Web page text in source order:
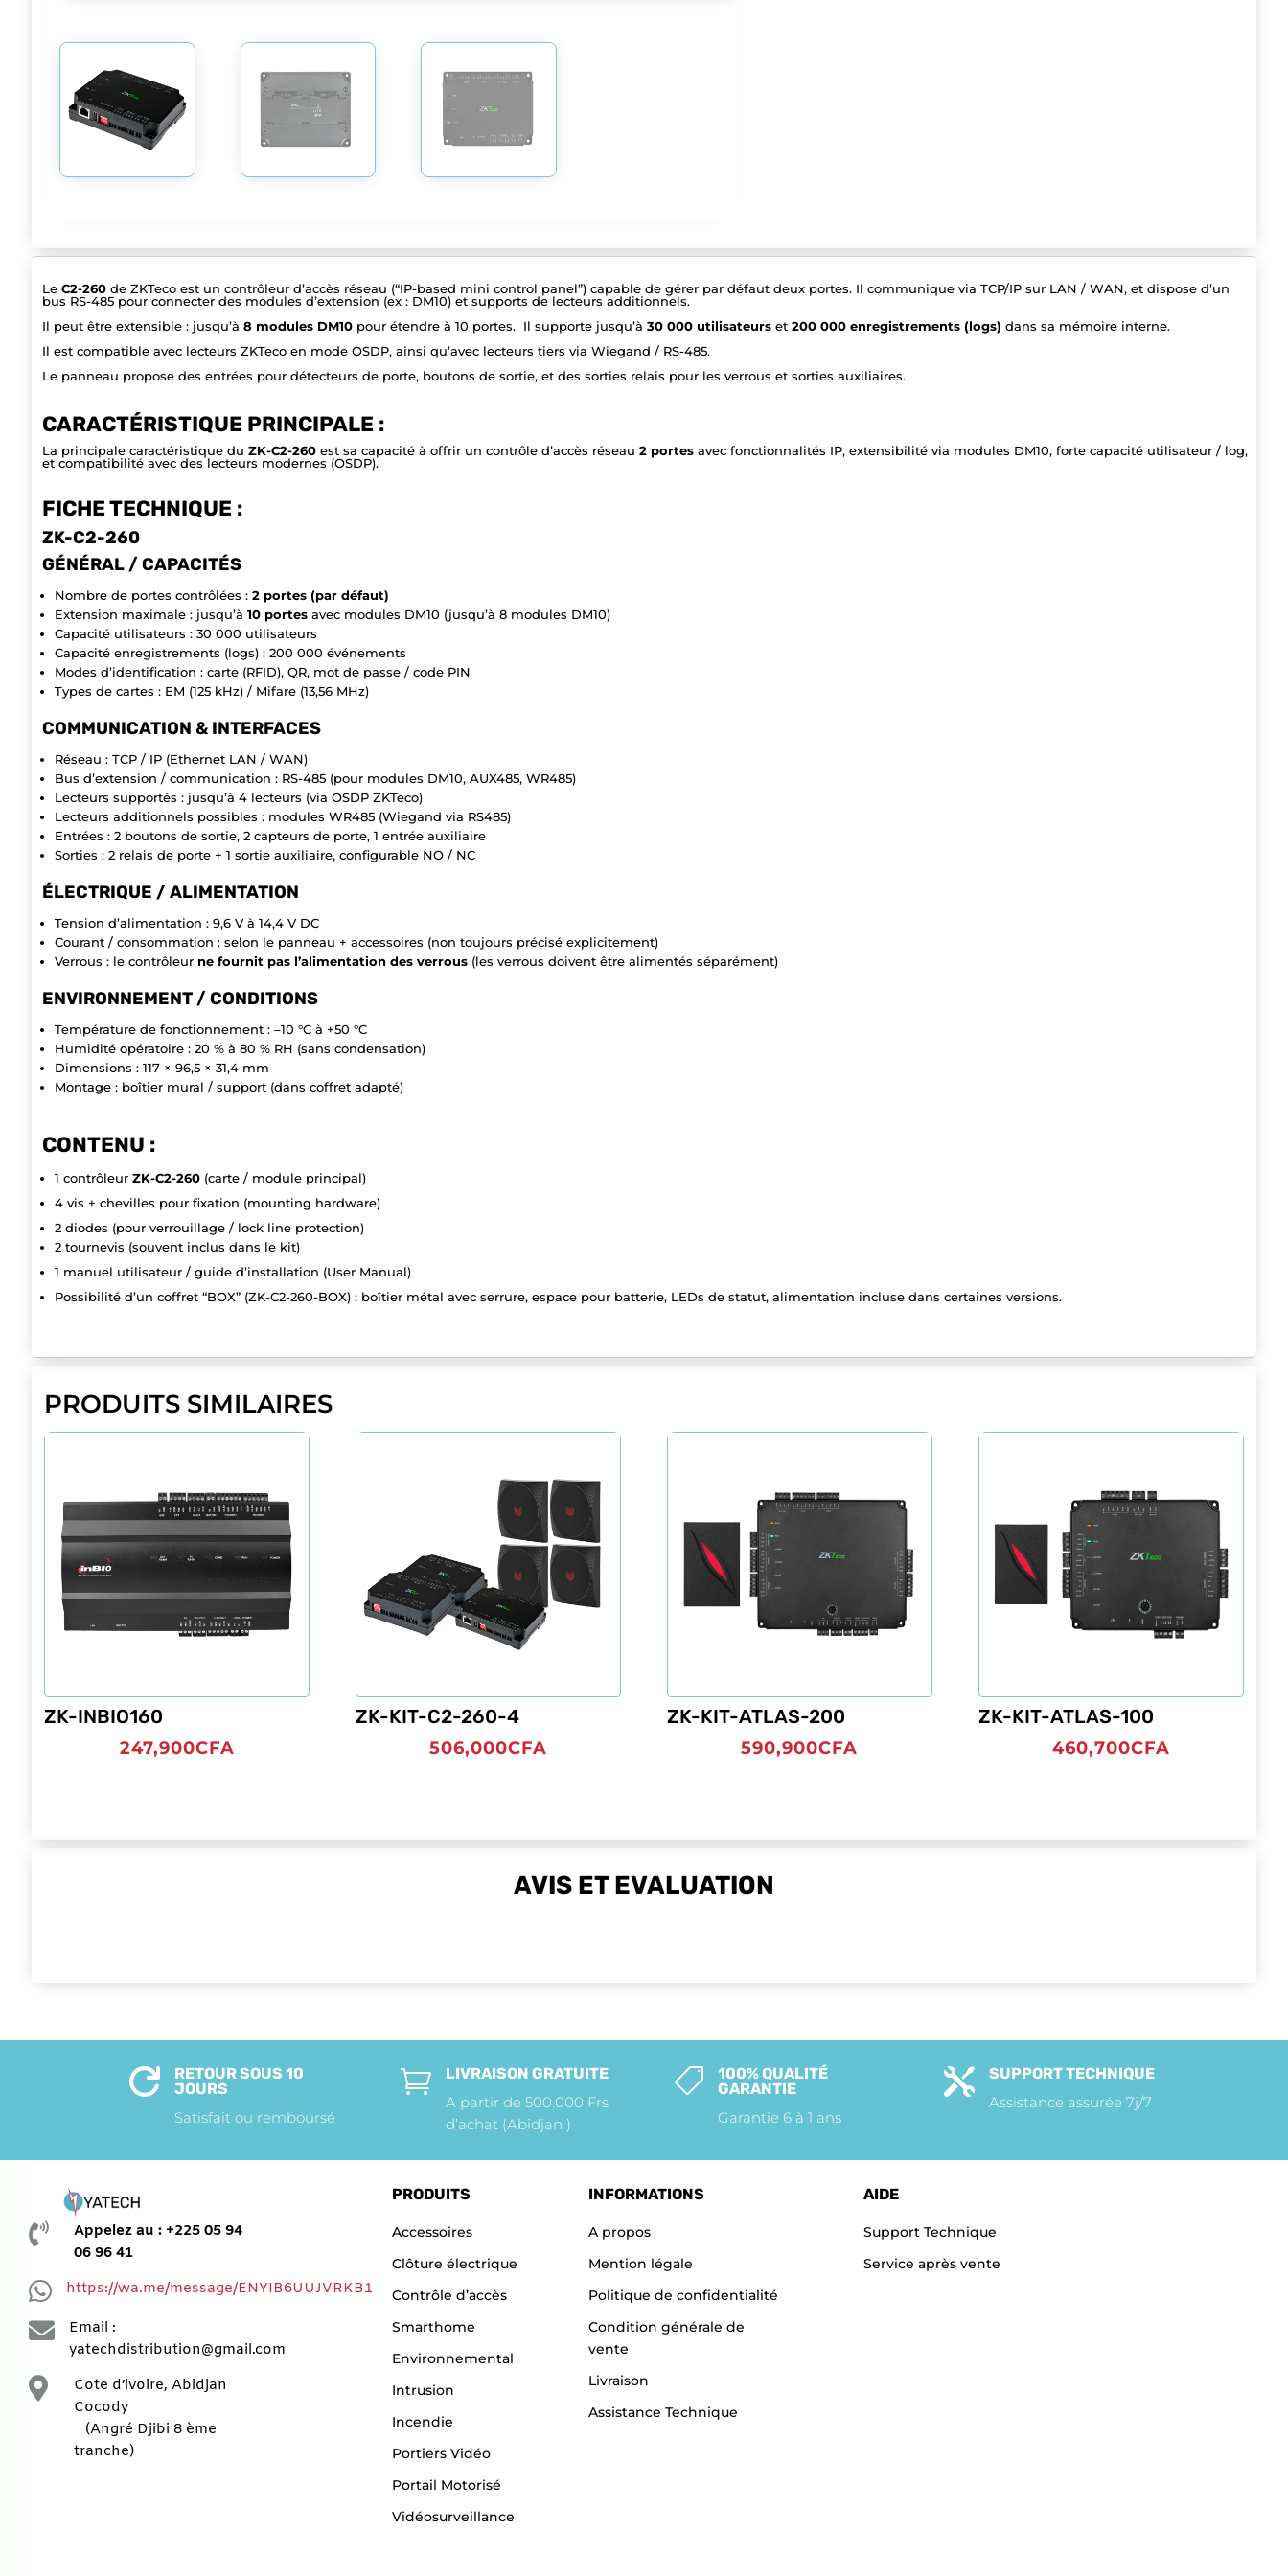
Le C2-260 de ZKTeco est un contrôleur d’accès réseau (“IP-based mini control panel”) capable de gérer par défaut deux portes. Il communique via TCP/IP sur LAN / WAN, et dispose d’un
bus RS-485 pour connecter des modules d’extension (ex : DM10) et supports de lecteurs additionnels.
Il peut être extensible : jusqu’à 8 modules DM10 pour étendre à 10 portes. Il supporte jusqu’à 30 000 utilisateurs et 200 000 enregistrements (logs) dans sa mémoire interne.
Il est compatible avec lecteurs ZKTeco en mode OSDP, ainsi qu’avec lecteurs tiers via Wiegand / RS-485.
Le panneau propose des entrées pour détecteurs de porte, boutons de sortie, et des sorties relais pour les verrous et sorties auxiliaires.
CARACTÉRISTIQUE PRINCIPALE :
La principale caractéristique du ZK-C2-260 est sa capacité à offrir un contrôle d’accès réseau 2 portes avec fonctionnalités IP, extensibilité via modules DM10, forte capacité utilisateur / log,
et compatibilité avec des lecteurs modernes (OSDP).
FICHE TECHNIQUE :
ZK-C2-260
GÉNÉRAL / CAPACITÉS
Nombre de portes contrôlées : 2 portes (par défaut)
Extension maximale : jusqu’à 10 portes avec modules DM10 (jusqu’à 8 modules DM10)
Capacité utilisateurs : 30 000 utilisateurs
Capacité enregistrements (logs) : 200 000 événements
Modes d’identification : carte (RFID), QR, mot de passe / code PIN
Types de cartes : EM (125 kHz) / Mifare (13,56 MHz)
COMMUNICATION & INTERFACES
Réseau : TCP / IP (Ethernet LAN / WAN)
Bus d’extension / communication : RS-485 (pour modules DM10, AUX485, WR485)
Lecteurs supportés : jusqu’à 4 lecteurs (via OSDP ZKTeco)
Lecteurs additionnels possibles : modules WR485 (Wiegand via RS485)
Entrées : 2 boutons de sortie, 2 capteurs de porte, 1 entrée auxiliaire
Sorties : 2 relais de porte + 1 sortie auxiliaire, configurable NO / NC
ÉLECTRIQUE / ALIMENTATION
Tension d’alimentation : 9,6 V à 14,4 V DC
Courant / consommation : selon le panneau + accessoires (non toujours précisé explicitement)
Verrous : le contrôleur ne fournit pas l’alimentation des verrous (les verrous doivent être alimentés séparément)
ENVIRONNEMENT / CONDITIONS
Température de fonctionnement : –10 °C à +50 °C
Humidité opératoire : 20 % à 80 % RH (sans condensation)
Dimensions : 117 × 96,5 × 31,4 mm
Montage : boîtier mural / support (dans coffret adapté)
CONTENU :
1 contrôleur ZK-C2-260 (carte / module principal)
4 vis + chevilles pour fixation (mounting hardware)
2 diodes (pour verrouillage / lock line protection)
2 tournevis (souvent inclus dans le kit)
1 manuel utilisateur / guide d’installation (User Manual)
Possibilité d’un coffret “BOX” (ZK-C2-260-BOX) : boîtier métal avec serrure, espace pour batterie, LEDs de statut, alimentation incluse dans certaines versions.
PRODUITS SIMILAIRES
ZK-INBIO160
247,900CFA
ZK-KIT-C2-260-4
506,000CFA
ZK-KIT-ATLAS-200
590,900CFA
ZK-KIT-ATLAS-100
460,700CFA
AVIS ET EVALUATION

RETOUR SOUS 10
JOURS
Satisfait ou remboursé

LIVRAISON GRATUITE
A partir de 500.000 Frs
d’achat (Abidjan )

100% QUALITÉ
GARANTIE
Garantie 6 à 1 ans

SUPPORT TECHNIQUE
Assistance assurée 7j/7

Appelez au : +225 05 94
06 96 41
 https://wa.me/message/ENYIB6UUJVRKB1

Email :
yatechdistribution@gmail.com

Cote d’ivoire, Abidjan
Cocody
(Angré Djibi 8 ème
tranche)
PRODUITS
Accessoires
Clôture électrique
Contrôle d’accès
Smarthome
Environnemental
Intrusion
Incendie
Portiers Vidéo
Portail Motorisé
Vidéosurveillance
INFORMATIONS
A propos
Mention légale
Politique de confidentialité
Condition générale de
vente
Livraison
Assistance Technique
AIDE
Support Technique
Service après vente